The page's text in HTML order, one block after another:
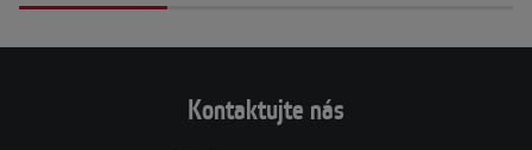
Kontaktujte nás